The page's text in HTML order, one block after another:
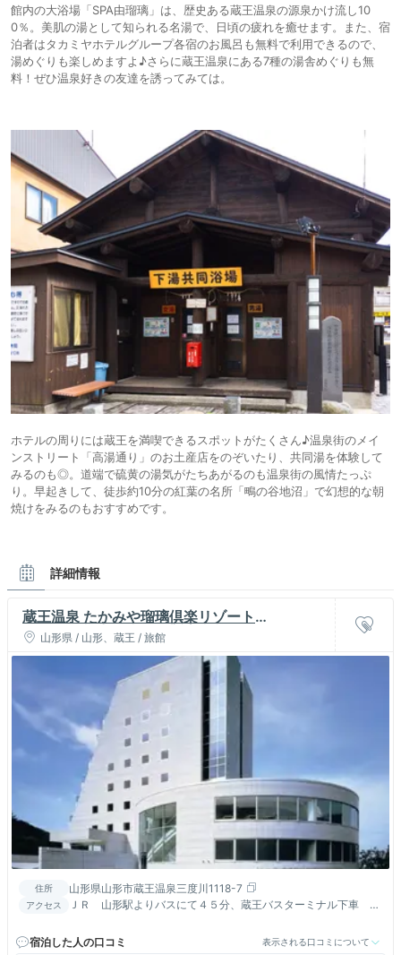
館内の大浴場「SPA由瑠璃」は、歴史ある蔵王温泉の源泉かけ流し10
0％。美肌の湯として知られる名湯で、日頃の疲れを癒せます。また、宿
泊者はタカミヤホテルグループ各宿のお風呂も無料で利用できるので、
湯めぐりも楽しめますよ♪さらに蔵王温泉にある7種の湯舎めぐりも無
料！ぜひ温泉好きの友達を誘ってみては。
ホテルの周りには蔵王を満喫できるスポットがたくさん♪温泉街のメイ
ンストリート「高湯通り」のお土産店をのぞいたり、共同湯を体験して
みるのも◎。道端で硫黄の湯気がたちあがるのも温泉街の風情たっぷ
り。早起きして、徒歩約10分の紅葉の名所「鴫の谷地沼」で幻想的な朝
焼けをみるのもおすすめです。
詳細情報
蔵王温泉 たかみや瑠璃倶楽リゾート
（RURIKURA RESORT）
山形県 / 山形、蔵王 / 旅館
住所 山形県山形市蔵王温泉三度川1118-7
アクセス
ＪＲ 山形駅よりバスにて４５分、蔵王バスターミナル下車 蔵
宿泊した人の口コミ
表示される口コミについて